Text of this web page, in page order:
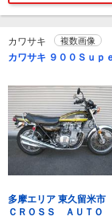
カワサキ 複数画像
カワサキ ９００Ｓｕｐ
多摩エリア 東久留米市
ＣＲＯＳＳ ＡＵＴＯ